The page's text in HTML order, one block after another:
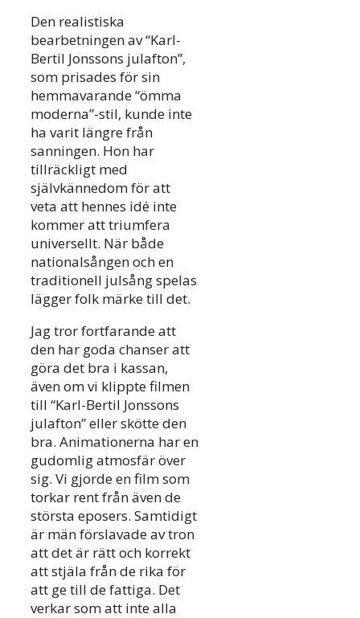
Den realistiska
bearbetningen av “Karl-
Bertil Jonssons julafton”,
som prisades för sin
hemmavarande “ömma
moderna”-stil, kunde inte
ha varit längre från
sanningen. Hon har
tillräckligt med
självkännedom för att
veta att hennes idé inte
kommer att triumfera
universellt. När både
nationalsången och en
traditionell julsång spelas
lägger folk märke till det.
Jag tror fortfarande att
den har goda chanser att
göra det bra i kassan,
även om vi klippte filmen
till “Karl-Bertil Jonssons
julafton” eller skötte den
bra. Animationerna har en
gudomlig atmosfär över
sig. Vi gjorde en film som
torkar rent från även de
största eposers. Samtidigt
är män förslavade av tron
att det är rätt och korrekt
att stjäla från de rika för
att ge till de fattiga. Det
verkar som att inte alla